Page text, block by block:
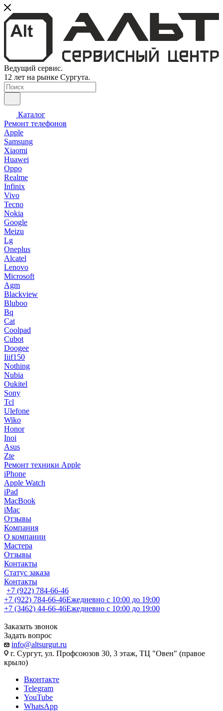
Ведущий сервис.
12 лет на рынке Сургута.
Каталог
Ремонт телефонов
Apple
Samsung
Xiaomi
Huawei
Oppo
Realme
Infinix
Vivo
Tecno
Nokia
Google
Meizu
Lg
Oneplus
Alcatel
Lenovo
Microsoft
Agm
Blackview
Bluboo
Bq
Cat
Coolpad
Cubot
Doogee
Iiif150
Nothing
Nubia
Oukitel
Sony
Tcl
Ulefone
Wiko
Honor
Inoi
Asus
Zte
Ремонт техники Apple
iPhone
Apple Watch
iPad
MacBook
iMac
Отзывы
Компания
О компании
Мастера
Отзывы
Контакты
Статус заказа
Контакты
+7 (922) 784-66-46
+7 (922) 784-66-46Ежедневно с 10:00 до 19:00
+7 (3462) 44-66-46Ежедневно с 10:00 до 19:00
Заказать звонок
Задать вопрос
info@altsurgut.ru
г. Сургут, ул. Профсоюзов 30, 3 этаж, ТЦ "Овен" (правое
крыло)
Вконтакте
Telegram
YouTube
WhatsApp